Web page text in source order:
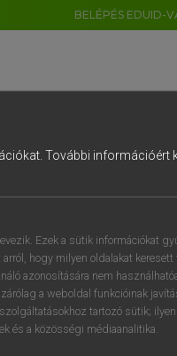
BELÉPÉS EDUID-
További információért
Ezek a sütik információkat
hogy milyen oldalakat keresett
azonosítására nem
a weboldal funkcióinak
tartozó sütik;
és a közösségi médiaanalitika.
6 7 8 9
z u i
j k l é
b n m , .